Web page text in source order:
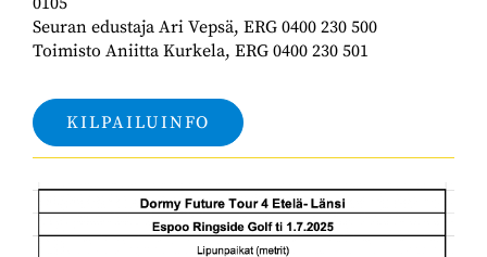
Seuran edustaja Ari Vepsä, ERG 0400 230 500
Toimisto Aniitta Kurkela, ERG 0400 230 501
KILPAILUINFO